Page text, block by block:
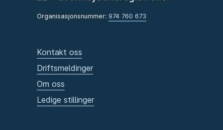
Organisasjonsnummer: 974 760 673
Kontakt oss
Driftsmeldinger
Om oss
Ledige stillinger